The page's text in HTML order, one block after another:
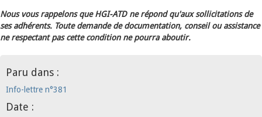
Nous vous rappelons que HGI-ATD ne répond qu'aux sollicitations de
ses adhérents. Toute demande de documentation, conseil ou assistance
ne respectant pas cette condition ne pourra aboutir.
Paru dans :
Info-lettre n°381
Date :